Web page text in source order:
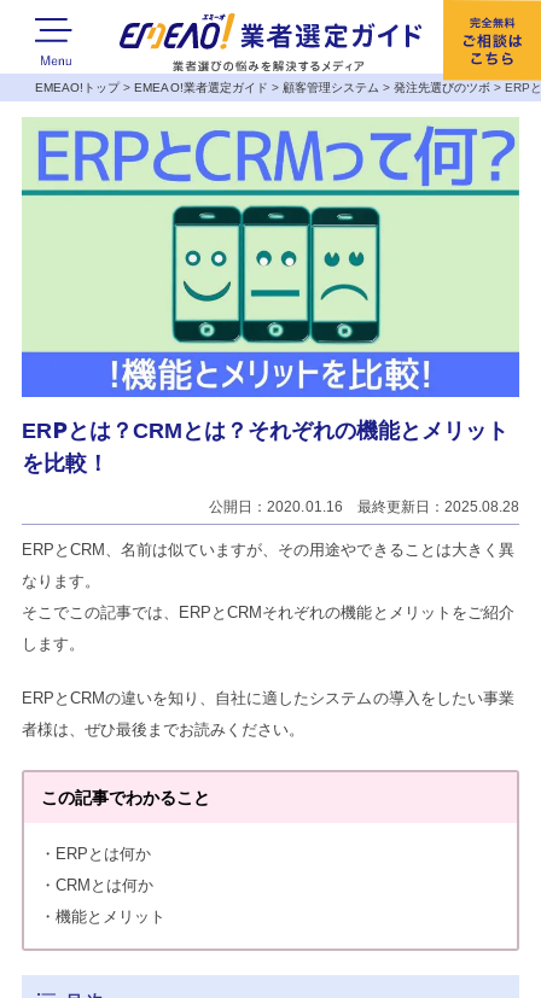
EMEAO!トップ>EMEAO!業者選定ガイド > 顧客管理システム >発注先選びのツボ >ERP
ERPとは？CRMとは？それぞれの機能とメリット
を比較！
公開日：2020.01.16 最終更新日：2025.08.28
ERPとCRM、名前は似ていますが、その用途やできることは大きく異
なります。
そこでこの記事では、ERPとCRMそれぞれの機能とメリットをご紹介
します。
ERPとCRMの違いを知り、自社に適したシステムの導入をしたい事業
者様は、ぜひ最後までお読みください。
この記事でわかること
・ERPとは何か
・CRMとは何か
・機能とメリット